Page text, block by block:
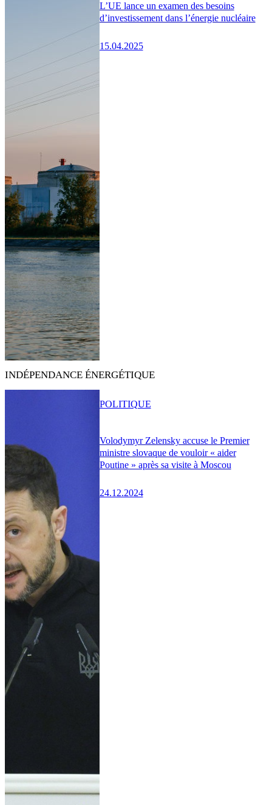
L’UE lance un examen des besoins
d’investissement dans l’énergie nucléaire
15.04.2025
INDÉPENDANCE ÉNERGÉTIQUE
Volodymyr Zelensky accuse le Premier
ministre slovaque de vouloir « aider
Poutine » après sa visite à Moscou
24.12.2024
POLITIQUE